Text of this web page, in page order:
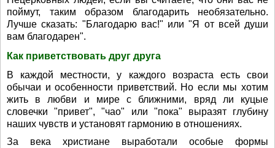
поймут, таким образом благодарить необязательно.
Лучше сказать: "Благодарю вас!" или "Я от всей души
вам благодарен".
Как приветствовать друг друга
В каждой местности, у каждого возраста есть свои
обычаи и особенности приветствий. Но если мы хотим
жить в любви и мире с ближними, вряд ли куцые
словечки "привет", "чао" или "пока" выразят глубину
наших чувств и установят гармонию в отношениях.
За века христиане выработали особые формы